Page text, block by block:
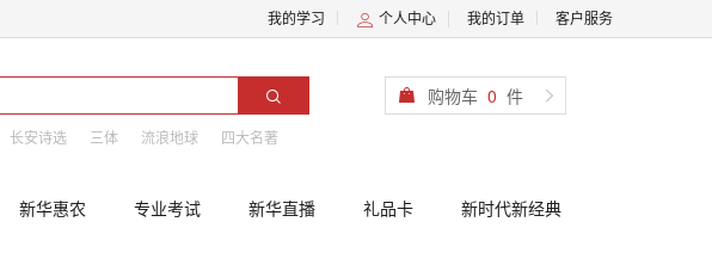
我的学习 个人中心 我的订单 客户服务
长安诗选 三体 流浪地球 四大名著
购物车 0 件
新华惠农 专业考试 新华直播 礼品卡 新时代新经典